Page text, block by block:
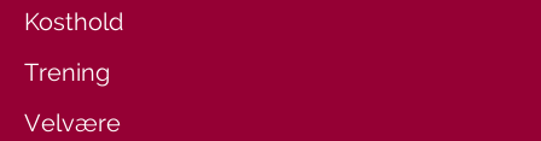
Kosthold
Trening
Velvære